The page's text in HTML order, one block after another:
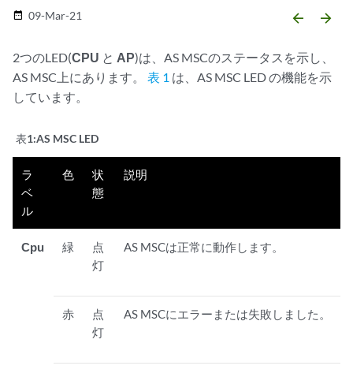
date_range 09-Mar-21 arrow_backward arrow_forward
2つのLED(CPU と AP)は、AS MSCのステータスを示し、
AS MSC上にあります。 表 1 は、AS MSC LED の機能を示
しています。
表1:AS MSC LED
ラ
ベ
ル
色
状
態
説明
Cpu 緑
点
灯
AS MSCは正常に動作します。
赤
点
灯
AS MSCにエラーまたは失敗しました。